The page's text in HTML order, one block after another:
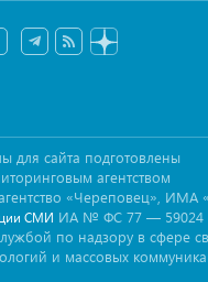
для сайта подготовлены
агентством
«Череповец», ИМА
СМИ ИА № ФС 77 — 59024
по надзору в сфере
и массовых